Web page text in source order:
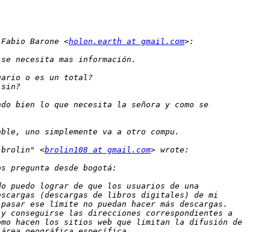
Barone <holon.earth at gmail.com
<brolin108 at gmail.com